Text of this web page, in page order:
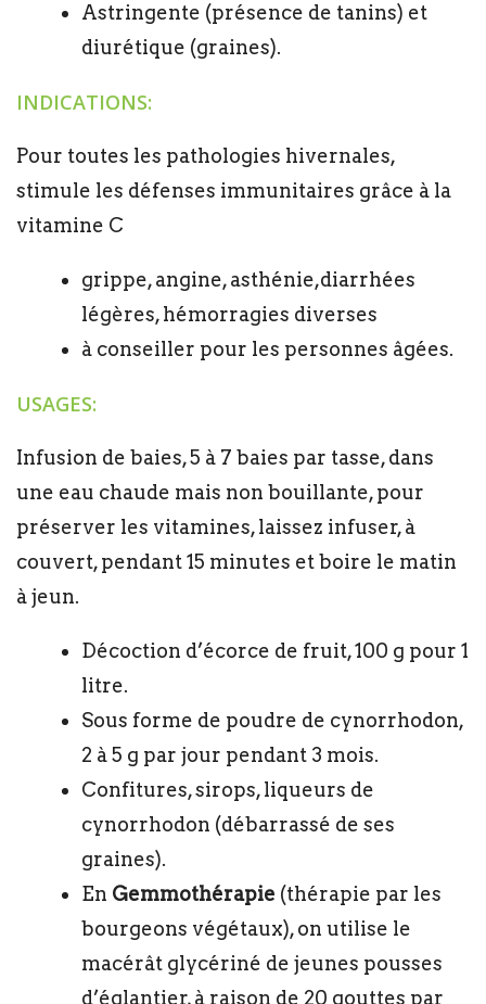
Astringente (présence de tanins) et
diurétique (graines).
INDICATIONS:
Pour toutes les pathologies hivernales,
stimule les défenses immunitaires grâce à la
vitamine C
grippe, angine, asthénie,diarrhées
légères, hémorragies diverses
à conseiller pour les personnes âgées.
USAGES:
Infusion de baies, 5 à 7 baies par tasse, dans
une eau chaude mais non bouillante, pour
préserver les vitamines, laissez infuser, à
couvert, pendant 15 minutes et boire le matin
à jeun.
Décoction d’écorce de fruit, 100 g pour 1
litre.
Sous forme de poudre de cynorrhodon,
2 à 5 g par jour pendant 3 mois.
Confitures, sirops, liqueurs de
cynorrhodon (débarrassé de ses
graines).
En Gemmothérapie (thérapie par les
bourgeons végétaux), on utilise le
macérât glycériné de jeunes pousses
d’églantier, à raison de 20 gouttes par